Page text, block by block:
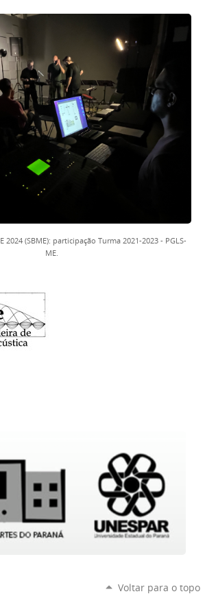
2024 (SBME): participação Turma 2021-2023 - PGLS-
ME.
Voltar para o topo